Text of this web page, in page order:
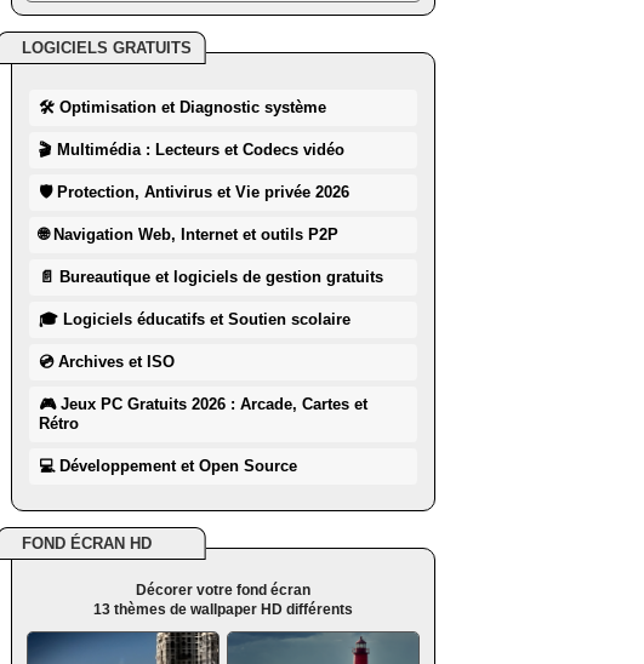
LOGICIELS GRATUITS
🛠 Optimisation et Diagnostic système
🎬 Multimédia : Lecteurs et Codecs vidéo
🛡 Protection, Antivirus et Vie privée 2026
🌐 Navigation Web, Internet et outils P2P
📄 Bureautique et logiciels de gestion gratuits
🎓 Logiciels éducatifs et Soutien scolaire
💿 Archives et ISO
🎮 Jeux PC Gratuits 2026 : Arcade, Cartes et
Rétro
💻 Développement et Open Source
FOND ÉCRAN HD
Décorer votre fond écran
13 thèmes de wallpaper HD différents